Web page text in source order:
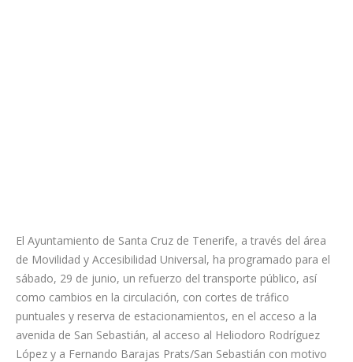
El Ayuntamiento de Santa Cruz de Tenerife, a través del área
de Movilidad y Accesibilidad Universal, ha programado para el
sábado, 29 de junio, un refuerzo del transporte público, así
como cambios en la circulación, con cortes de tráfico
puntuales y reserva de estacionamientos, en el acceso a la
avenida de San Sebastián, al acceso al Heliodoro Rodríguez
López y a Fernando Barajas Prats/San Sebastián con motivo